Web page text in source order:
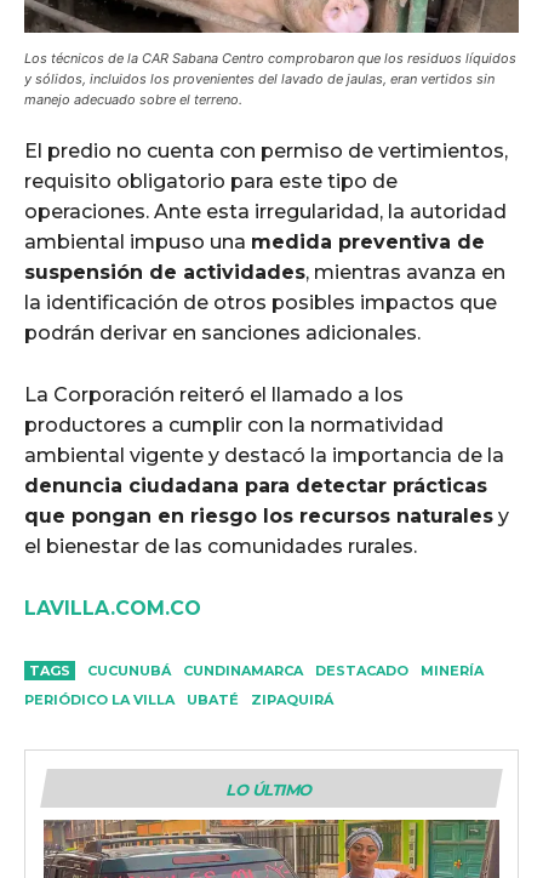
Los técnicos de la CAR Sabana Centro comprobaron que los residuos líquidos
y sólidos, incluidos los provenientes del lavado de jaulas, eran vertidos sin
manejo adecuado sobre el terreno.
El predio no cuenta con permiso de vertimientos,
requisito obligatorio para este tipo de
operaciones. Ante esta irregularidad, la autoridad
ambiental impuso una medida preventiva de
suspensión de actividades, mientras avanza en
la identificación de otros posibles impactos que
podrán derivar en sanciones adicionales.
La Corporación reiteró el llamado a los
productores a cumplir con la normatividad
ambiental vigente y destacó la importancia de la
denuncia ciudadana para detectar prácticas
que pongan en riesgo los recursos naturales y
el bienestar de las comunidades rurales.
LAVILLA.COM.CO
TAGS CUCUNUBÁ CUNDINAMARCA DESTACADO
MINERÍA
PERIÓDICO LA VILLA
UBATÉ ZIPAQUIRÁ
LO ÚLTIMO